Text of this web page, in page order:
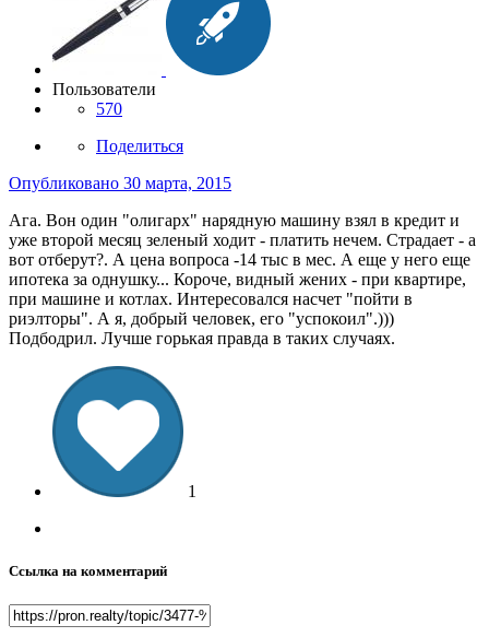
Пользователи
570
Поделиться
Опубликовано 30 марта, 2015
Ага. Вон один "олигарх" нарядную машину взял в кредит и
уже второй месяц зеленый ходит - платить нечем. Страдает - а
вот отберут?. А цена вопроса -14 тыс в мес. А еще у него еще
ипотека за однушку... Короче, видный жених - при квартире,
при машине и котлах. Интересовался насчет "пойти в
риэлторы". А я, добрый человек, его "успокоил".)))
Подбодрил. Лучше горькая правда в таких случаях.
1
Ссылка на комментарий